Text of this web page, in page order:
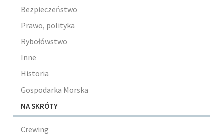
Bezpieczeństwo
Prawo, polityka
Rybołówstwo
Inne
Historia
Gospodarka Morska
NA SKRÓTY
Crewing